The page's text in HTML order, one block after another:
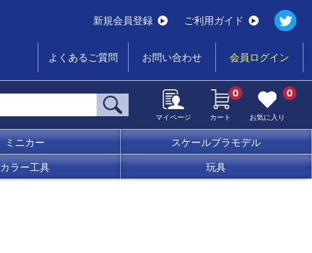
新規会員登録 ご利用ガイド
よくあるご質問 お問い合わせ 会員ログイン
マイページ カート
0
お気に入り
0
ミニカー スケールプラモデル
カラー工具 玩具